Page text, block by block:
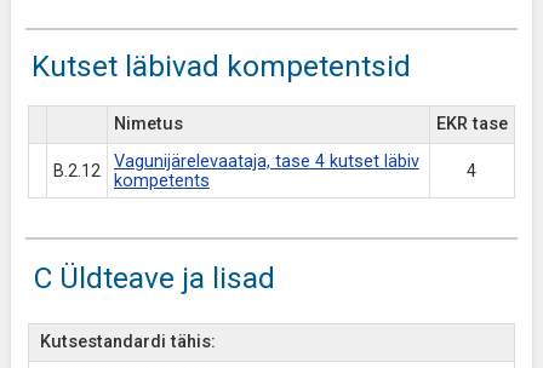
Kutset läbivad kompetentsid
Nimetus EKR tase
B.2.12
Vagunijärelevaataja, tase 4 kutset läbiv
kompetents
4
C Üldteave ja lisad
Kutsestandardi tähis: